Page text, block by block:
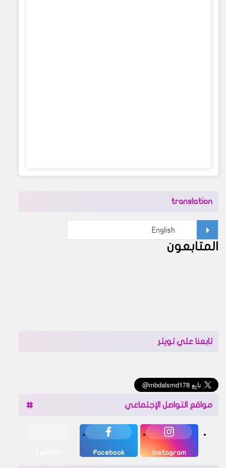
translation
المتابعون
تابعنا علي تويتر
مواقع التواصل الإجتماعي
Instagram
Facebook